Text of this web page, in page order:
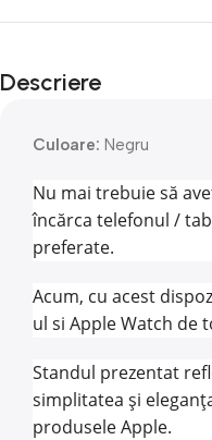
Descriere
Culoare: Negru
Nu mai trebuie să
încărca telefonul /
preferate.
Acum, cu acest
ul si Apple Watch de
Standul prezentat
simplitatea și
produsele Apple.